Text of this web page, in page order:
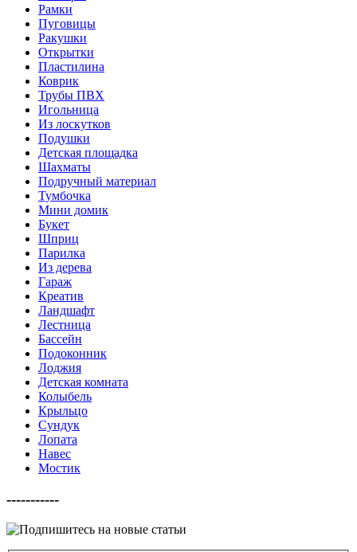
Рамки
Пуговицы
Ракушки
Открытки
Пластилина
Коврик
Трубы ПВХ
Игольница
Из лоскутков
Подушки
Детская площадка
Шахматы
Подручный материал
Тумбочка
Мини домик
Букет
Шприц
Парилка
Из дерева
Гараж
Креатив
Ландшафт
Лестница
Бассейн
Подоконник
Лоджия
Детская комната
Колыбель
Крыльцо
Сундук
Лопата
Навес
Мостик
-----------